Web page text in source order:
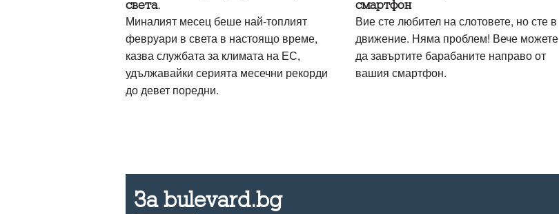
света.
Миналият месец беше най-топлият
февруари в света в настоящо време,
казва службата за климата на ЕС,
удължавайки серията месечни рекорди
до девет поредни.
смартфон
Вие сте любител на слотовете, но сте в
движение. Няма проблем! Вече можете
да завъртите барабаните направо от
вашия смартфон.
За bulevard.bg